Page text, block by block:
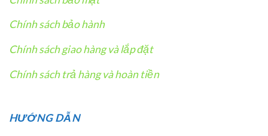
Chính sách bảo hành
Chính sách giao hàng và lắp đặt
Chính sách trả hàng và hoàn tiền
HƯỚNG DẪN